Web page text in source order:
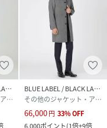
BLUE LABEL / BLACK LABEL CRESTBRIDGE
その他のジャケット・アウター
BLUE LABEL / BLACK LABEL CRESTBRIDGE
その他のジャケット・アウター
66,000円 33%OFF